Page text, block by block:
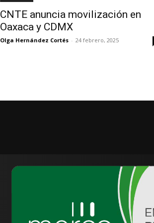
CNTE anuncia movilización en
Oaxaca y CDMX
Olga Hernández Cortés - 24 febrero, 2025